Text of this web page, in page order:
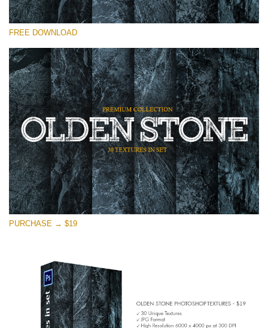
Te rog selecteaza
Small 800*533px
Olden Stone
(30 Overlays)
Large 6000*4000px
Entire Collection
(1783 Overlays)
Large 6000*4000px
Descărcare gratuită
FREE DOWNLOAD
PURCHASE → $19